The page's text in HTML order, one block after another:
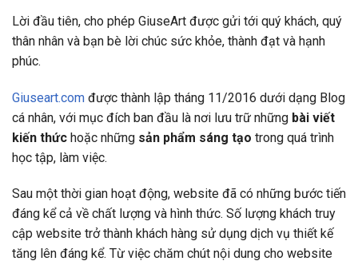
Lời đầu tiên, cho phép GiuseArt được gửi tới quý khách, quý
thân nhân và bạn bè lời chúc sức khỏe, thành đạt và hạnh
phúc.
Giuseart.com được thành lập tháng 11/2016 dưới dạng Blog
cá nhân, với mục đích ban đầu là nơi lưu trữ những bài viết
kiến thức hoặc những sản phẩm sáng tạo trong quá trình
học tập, làm việc.
Sau một thời gian hoạt động, website đã có những bước tiến
đáng kể cả về chất lượng và hình thức. Số lượng khách truy
cập website trở thành khách hàng sử dụng dịch vụ thiết kế
tăng lên đáng kể. Từ việc chăm chút nội dung cho website